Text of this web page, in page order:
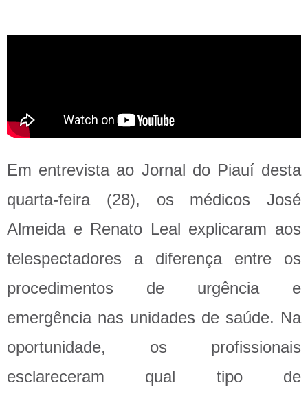
Em entrevista ao Jornal do Piauí desta
quarta-feira (28), os médicos José
Almeida e Renato Leal explicaram aos
telespectadores a diferença entre os
procedimentos de urgência e
emergência nas unidades de saúde. Na
oportunidade, os profissionais
esclareceram qual tipo de